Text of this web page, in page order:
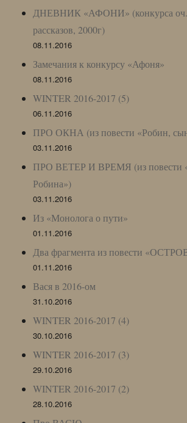
ДНЕВНИК «АФОНИ» (конкурса оч.
рассказов, 2000г)
08.11.2016
Замечания к конкурсу «Афоня»
08.11.2016
WINTER 2016-2017 (5)
06.11.2016
ПРО ОКНА (из повести «Робин,
03.11.2016
ПРО ВЕТЕР И ВРЕМЯ (из повести
Робина»)
03.11.2016
Из «Монолога о пути»
01.11.2016
Два фрагмента из повести
01.11.2016
Вася в 2016-ом
31.10.2016
WINTER 2016-2017 (4)
30.10.2016
WINTER 2016-2017 (3)
29.10.2016
WINTER 2016-2017 (2)
28.10.2016